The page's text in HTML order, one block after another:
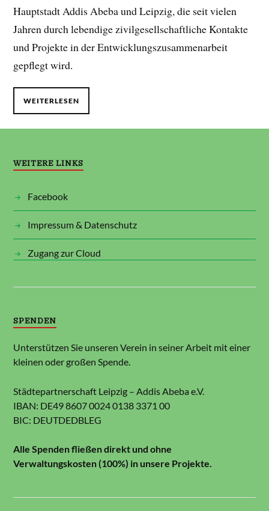
Hauptstadt Addis Abeba und Leipzig, die seit vielen
Jahren durch lebendige zivilgesellschaftliche Kontakte
und Projekte in der Entwicklungszusammenarbeit
gepflegt wird.
WEITERLESEN
WEITERE LINKS
Facebook
Impressum & Datenschutz
Zugang zur Cloud
SPENDEN
Unterstützen Sie unseren Verein in seiner Arbeit mit einer
kleinen oder großen Spende.
Städtepartnerschaft Leipzig – Addis Abeba e.V.
IBAN: DE49 8607 0024 0138 3371 00
BIC: DEUTDEDBLEG
Alle Spenden fließen direkt und ohne
Verwaltungskosten (100%) in unsere Projekte.